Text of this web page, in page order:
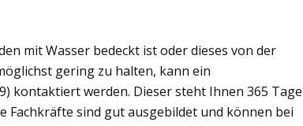
mit Wasser bedeckt ist oder dieses von der
gering zu halten, kann ein
kontaktiert werden. Dieser steht Ihnen 365 Tage
Fachkräfte sind gut ausgebildet und können bei